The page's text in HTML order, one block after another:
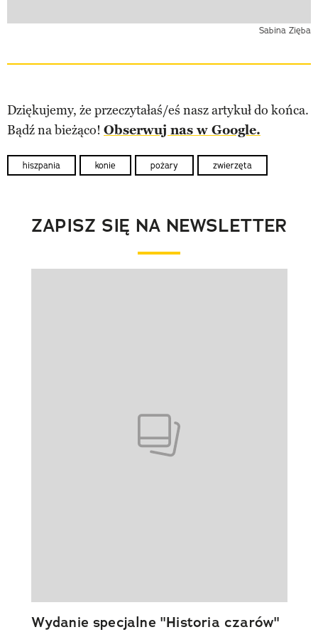
Sabina Zięba
Dziękujemy, że przeczytałaś/eś nasz artykuł do końca.
Bądź na bieżąco! Obserwuj nas w Google.
hiszpania konie pożary zwierzęta
ZAPISZ SIĘ NA NEWSLETTER
Wydanie specjalne "Historia czarów"